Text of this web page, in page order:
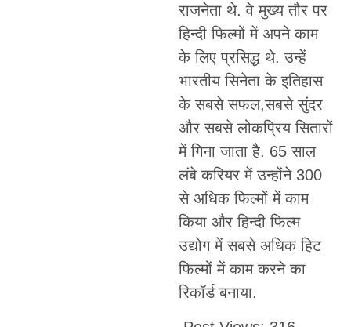
राजनेता थे. वे मुख्य तौर पर
हिन्दी फिल्मों में अपने काम
के लिए प्रसिद्ध थे. उन्हें
भारतीय सिनेता के इतिहास
के सबसे सफल,सबसे सुंदर
और सबसे लोकप्रिय सितारों
में गिना जाता है. 65 साल
लंबे करियर में उन्होंने 300
से अधिक फिल्मों में काम
किया और हिन्दी फिल्म
उद्योग में सबसे अधिक हिट
फिल्मों में काम करने का
रिकॉर्ड बनाया.